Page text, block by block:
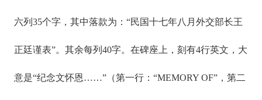
六列35个字，其中落款为：“民国十七年八月外交部长王
正廷谨表”。其余每列40字。在碑座上，刻有4行英文，大
意是“纪念文怀恩……”（第一行：“MEMORY OF”，第二